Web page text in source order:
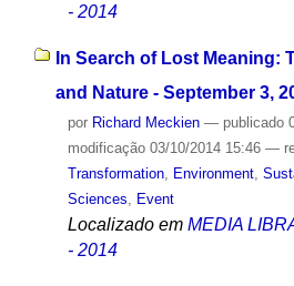
- 2014
In Search of Lost Meaning:
and Nature - September 3,
por Richard Meckien — publicado
modificação03/10/2014 15:46 —
Transformation, Environment,
Sciences, Event
Localizado em MEDIA
- 2014